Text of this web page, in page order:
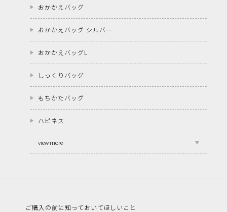
おかかえバッグ
おかかえバッグ シルバー
おかかえバッグL
しっくりバッグ
もちかたバッグ
ハピネス
view more
ご購入の前に知っておいてほしいこと